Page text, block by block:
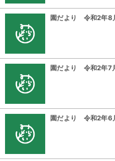
園だより 令和2年8
園だより 令和2年7
園だより 令和2年6